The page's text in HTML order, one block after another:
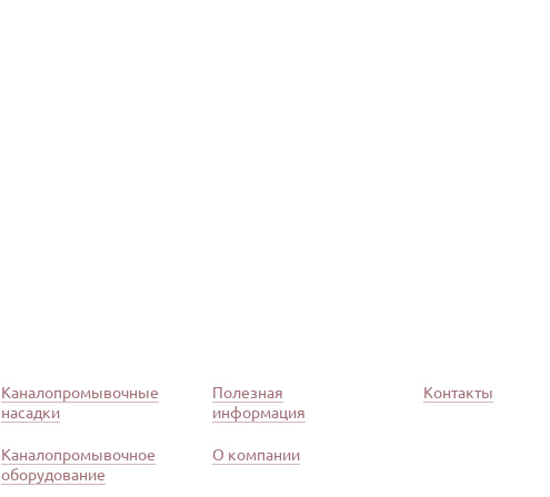
Каналопромывочные
насадки
Каналопромывочное
оборудование
Полезная
информация
О компании
Контакты